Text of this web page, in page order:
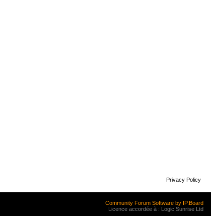
Privacy Policy
Community Forum Software by IP.Board
Licence accordée à : Logic Sunrise Ltd